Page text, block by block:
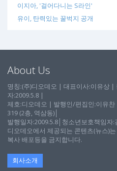
이지아, '걸어다니는 S라인'
유이, 탄력있는 꿀벅지 공개
About Us
명칭:(주)디오데오 | 대표이사:이유상 |
자:2009.5.8 |
제호:디오데오 | 발행인/편집인:이유
319 (2층, 역삼동)│
발행일자:2009.5.8│청소년보호책임자:
디오데오에서 제공되는 콘텐츠(뉴스)
복사 배포등을 금지합니다.
회사소개